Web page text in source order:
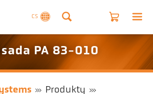
CS
PA 83-010
Produkty